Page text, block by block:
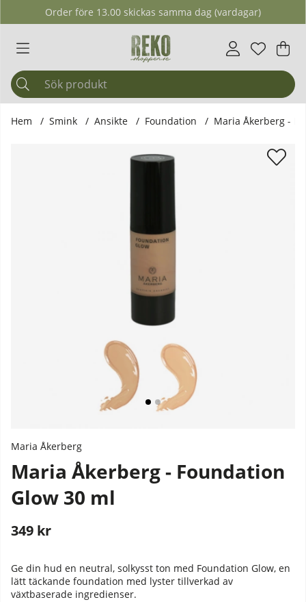
Order före 13.00 skickas samma dag (vardagar)
Antal i
. .
Hem Smink Ansikte Foundation Maria Åkerberg -
Produktbilder Maria Åkerberg - Foundation Glow 30 ml
Maria Åkerberg
Maria Åkerberg - Foundation
Glow 30 ml
349 kr
Ge din hud en neutral, solkysst ton med Foundation Glow, en
lätt täckande foundation med lyster tillverkad av
växtbaserade ingredienser.